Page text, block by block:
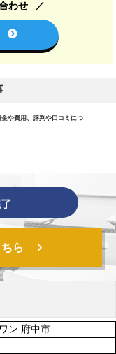
わせ
や費用、評判や口コミにつ
ら
ン 府中市